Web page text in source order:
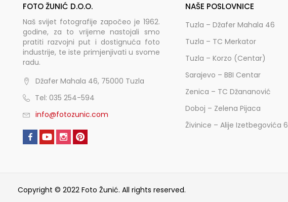
FOTO ŽUNIĆ D.O.O.
Naš svijet fotografije započeo je 1962.
godine, za to vrijeme nastojali smo
pratiti razvojni put i dostignuća foto
industrije, te iste primjenjivati u svome
radu.
Džafer Mahala 46, 75000 Tuzla
Tel: 035 254-594
info@fotozunic.com
NAŠE POSLOVNICE
Tuzla – Džafer Mahala 46
Tuzla – TC Merkator
Tuzla – Korzo (Centar)
Sarajevo – BBI Centar
Zenica – TC Džananović
Doboj – Zelena Pijaca
Živinice – Alije Izetbegovića 6
Copyright © 2022 Foto Žunić. All rights reserved.